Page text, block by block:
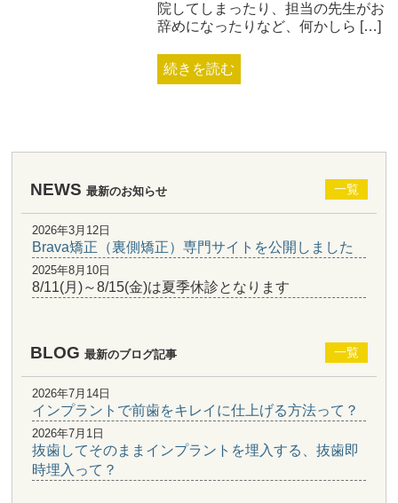
院してしまったり、担当の先生がお
辞めになったりなど、何かしら […]
続きを読む
NEWS 最新のお知らせ 一覧
2026年3月12日
Brava矯正（裏側矯正）専門サイトを公開しました
2025年8月10日
8/11(月)～8/15(金)は夏季休診となります
BLOG 最新のブログ記事 一覧
2026年7月14日
インプラントで前歯をキレイに仕上げる方法って？
2026年7月1日
抜歯してそのままインプラントを埋入する、抜歯即
時埋入って？